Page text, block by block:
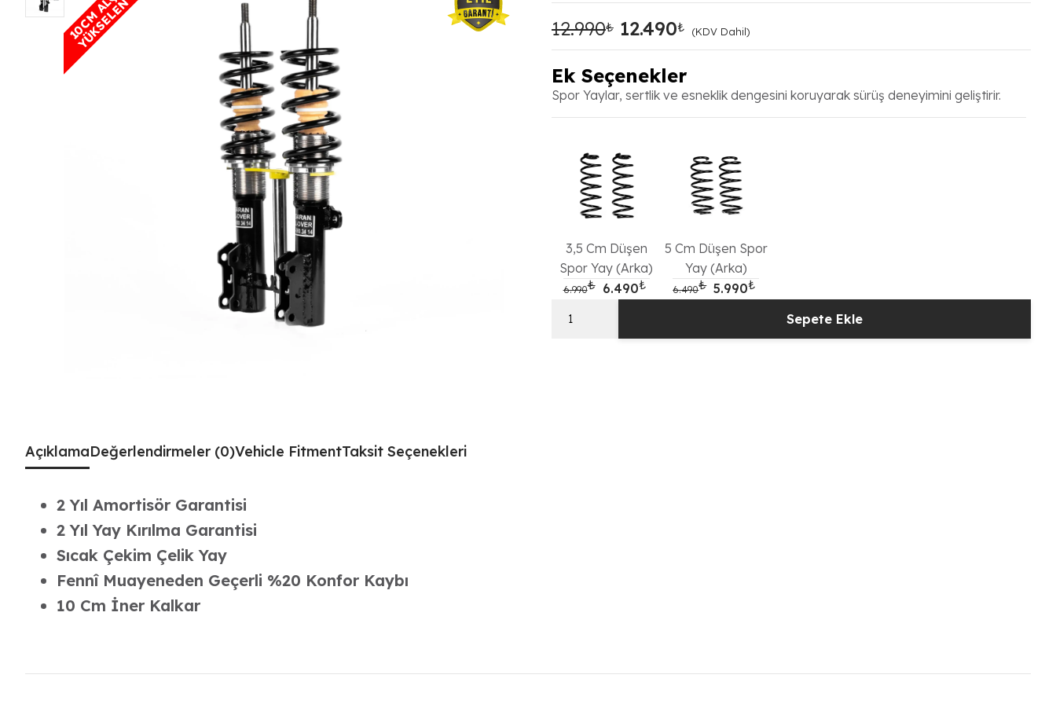
12.990₺ Orijinal
fiyat:
12.990₺.
12.490₺ Şu
andaki
(KDV Dahil)
Ek Seçenekler
Spor Yaylar, sertlik ve esneklik dengesini koruyarak sürüş deneyimini geliştirir.
3,5 Cm Düşen
Spor Yay (Arka)
6.990₺ Orijinal fiyat: 6.990₺.
6.490₺ Şu andaki fiyat: 6.490₺.
5 Cm Düşen Spor
Yay (Arka)
6.490₺ Orijinal fiyat: 6.490₺.
5.990₺
Opel
Sepete Ekle
AçıklamaDeğerlendirmeler (0)Vehicle FitmentTaksit Seçenekleri
2 Yıl Amortisör Garantisi
2 Yıl Yay Kırılma Garantisi
Sıcak Çekim Çelik Yay
Fennî Muayeneden Geçerli %20 Konfor Kaybı
10 Cm İner Kalkar